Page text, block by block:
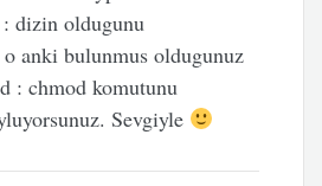
dizin oldugunu
anki bulunmus oldugunuz
: chmod komutunu
Sevgiyle